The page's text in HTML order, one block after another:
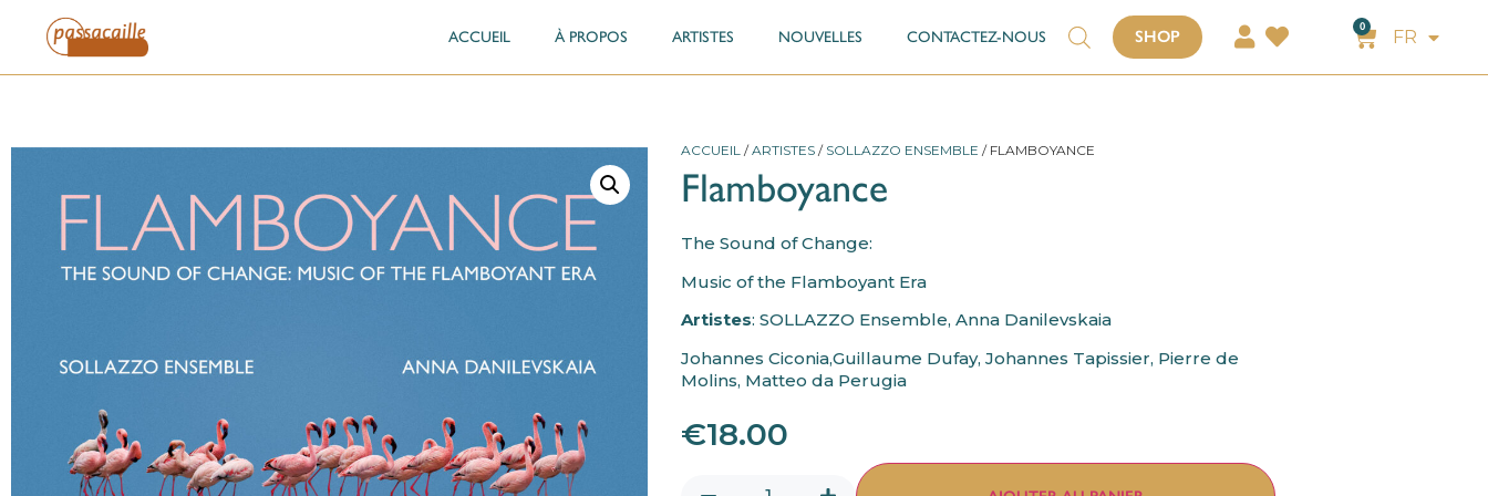
ACCUEIL À PROPOS ARTISTES NOUVELLES CONTACTEZ-NOUS SHOP
0
FR
NL
ACCUEIL /ARTISTES / SOLLAZZO ENSEMBLE / FLAMBOYANCE
Flamboyance
The Sound of Change:
Music of the Flamboyant Era
Artistes: SOLLAZZO Ensemble, Anna Danilevskaia
Johannes Ciconia,Guillaume Dufay,Johannes Tapissier, Pierre de
Molins, Matteo da Perugia
€18.00